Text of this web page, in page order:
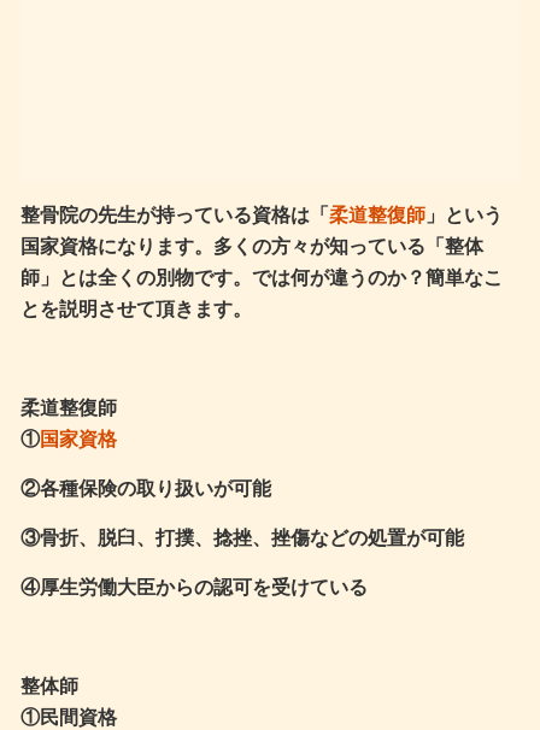
整骨院の先生が持っている資格は「柔道整復師」という
国家資格になります。多くの方々が知っている「整体
師」とは全くの別物です。では何が違うのか？簡単なこ
とを説明させて頂きます。
柔道整復師
①国家資格
②各種保険の取り扱いが可能
③骨折、脱臼、打撲、捻挫、挫傷などの処置が可能
④厚生労働大臣からの認可を受けている
整体師
①民間資格